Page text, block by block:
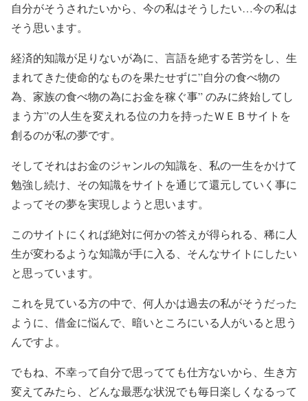
自分がそうされたいから、今の私はそうしたい…今の私は
そう思います。
経済的知識が足りないが為に、言語を絶する苦労をし、生
まれてきた使命的なものを果たせずに”自分の食べ物の
為、家族の食べ物の為にお金を稼ぐ事” のみに終始してし
まう方”の人生を変えれる位の力を持ったＷＥＢサイトを
創るのが私の夢です。
そしてそれはお金のジャンルの知識を、私の一生をかけて
勉強し続け、その知識をサイトを通じて還元していく事に
よってその夢を実現しようと思います。
このサイトにくれば絶対に何かの答えが得られる、稀に人
生が変わるような知識が手に入る、そんなサイトにしたい
と思っています。
これを見ている方の中で、何人かは過去の私がそうだった
ように、借金に悩んで、暗いところにいる人がいると思う
んですよ。
でもね、不幸って自分で思ってても仕方ないから、生き方
変えてみたら、どんな最悪な状況でも毎日楽しくなるって